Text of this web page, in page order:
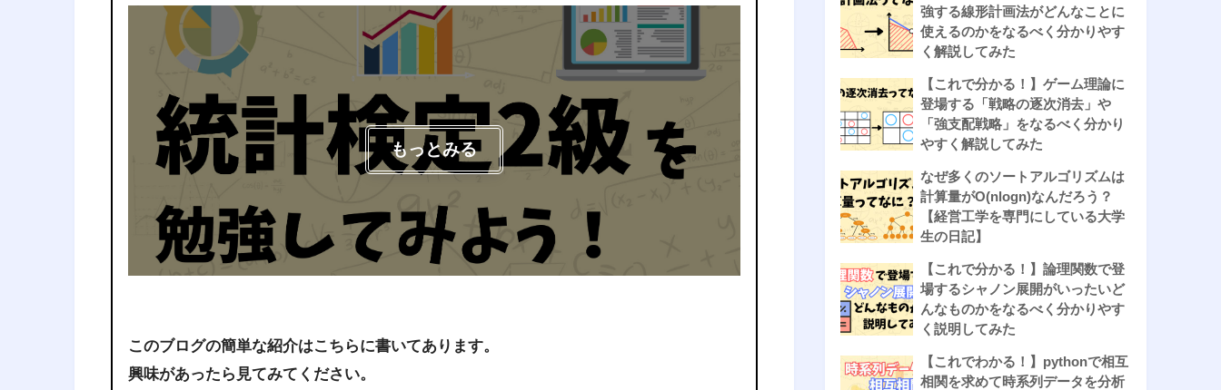
もっとみる
このブログの簡単な紹介はこちらに書いてあります。
興味があったら見てみてください。
強する線形計画法がどんなことに
使えるのかをなるべく分かりやす
く解説してみた
【これで分かる！】ゲーム理論に
登場する「戦略の逐次消去」や
「強支配戦略」をなるべく分かり
やすく解説してみた
なぜ多くのソートアルゴリズムは
計算量がO(nlogn)なんだろう？
【経営工学を専門にしている大学
生の日記】
【これで分かる！】論理関数で登
場するシャノン展開がいったいど
んなものかをなるべく分かりやす
く説明してみた
【これでわかる！】pythonで相互
相関を求めて時系列データを分析